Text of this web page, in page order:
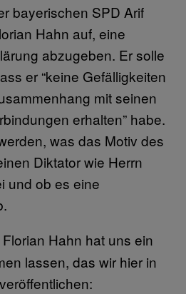
bayerischen SPD Arif
Hahn auf, eine
abzugeben. Er solle
er “keine Gefälligkeiten
mit seinen
erhalten” habe.
was das Motiv des
Diktator wie Herrn
und ob es eine
Florian Hahn hat uns ein
lassen, das wir hier in